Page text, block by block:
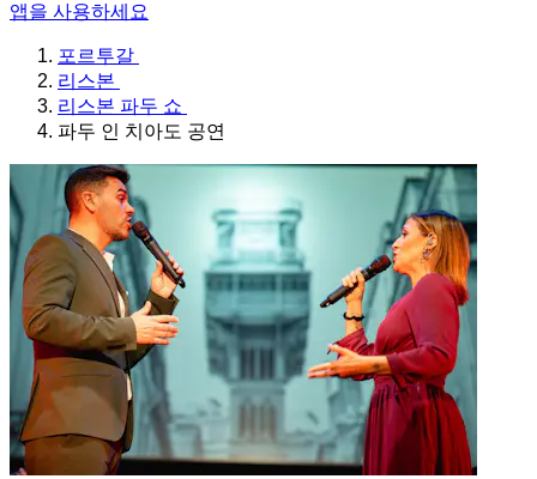
앱을 사용하세요
포르투갈
리스본
리스본 파두 쇼
파두 인 치아도 공연